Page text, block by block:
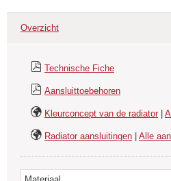
De Lascalo is een strak ogende
chroom. Er is tevens een uitgebreid
Brons.
Een van de voordelen van de Lascalo is
designradiator kan volledig naar uw
u kunt het helemaal zelf bepalen. Prijs
Overzicht
Technische Fiche
Aansluittoebehoren
Kleurconcept van de radiator |
Radiator aansluitingen | Alle